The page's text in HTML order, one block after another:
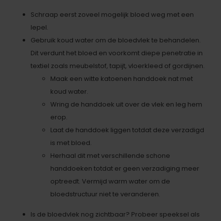
Schraap eerst zoveel mogelijk bloed weg met een
lepel.
Gebruik koud water om de bloedvlek te behandelen.
Dit verdunt het bloed en voorkomt diepe penetratie in
textiel zoals meubelstof, tapijt, vloerkleed of gordijnen.
Maak een witte katoenen handdoek nat met
koud water.
Wring de handdoek uit over de vlek en leg hem
erop.
Laat de handdoek liggen totdat deze verzadigd
is met bloed.
Herhaal dit met verschillende schone
handdoeken totdat er geen verzadiging meer
optreedt. Vermijd warm water om de
bloedstructuur niet te veranderen.
Is de bloedvlek nog zichtbaar? Probeer speeksel als